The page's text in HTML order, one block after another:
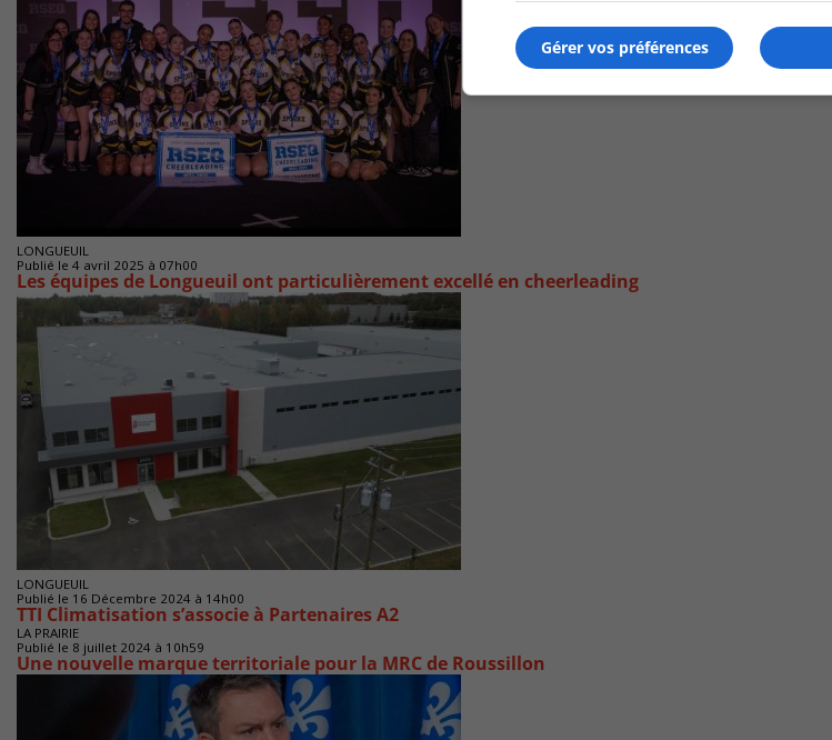
LONGUEUIL
Publié le 4 avril 2025 à 07h00
Les équipes de Longueuil ont particulièrement excellé en cheerleading
LONGUEUIL
Publié le 16 Décembre 2024 à 14h00
TTI Climatisation s’associe à Partenaires A2
LA PRAIRIE
Publié le 8 juillet 2024 à 10h59
Une nouvelle marque territoriale pour la MRC de Roussillon
Gérer vos préférences